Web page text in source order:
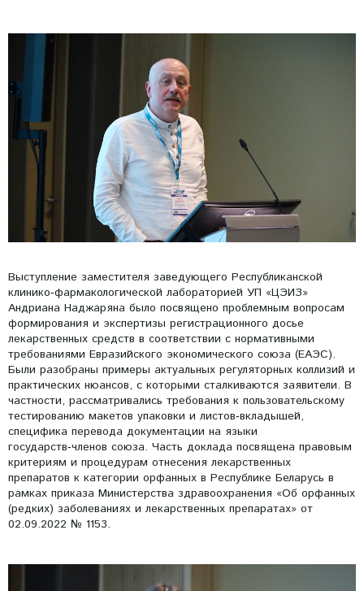
Выступление заместителя заведующего Республиканской
клинико‑фармакологической лабораторией УП «ЦЭИЗ»
Андриана Наджаряна было посвящено проблемным вопросам
формирования и экспертизы регистрационного досье
лекарственных средств в соответствии с нормативными
требованиями Евразийского экономического союза (ЕАЭС).
Были разобраны примеры актуальных регуляторных коллизий и
практических нюансов, с которыми сталкиваются заявители. В
частности, рассматривались требования к пользовательскому
тестированию макетов упаковки и листов‑вкладышей,
специфика перевода документации на языки
государств‑членов союза. Часть доклада посвящена правовым
критериям и процедурам отнесения лекарственных
препаратов к категории орфанных в Республике Беларусь в
рамках приказа Министерства здравоохранения «Об орфанных
(редких) заболеваниях и лекарственных препаратах» от
02.09.2022 № 1153.